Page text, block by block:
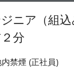
ニア（組込
分
禁煙 (正社員)